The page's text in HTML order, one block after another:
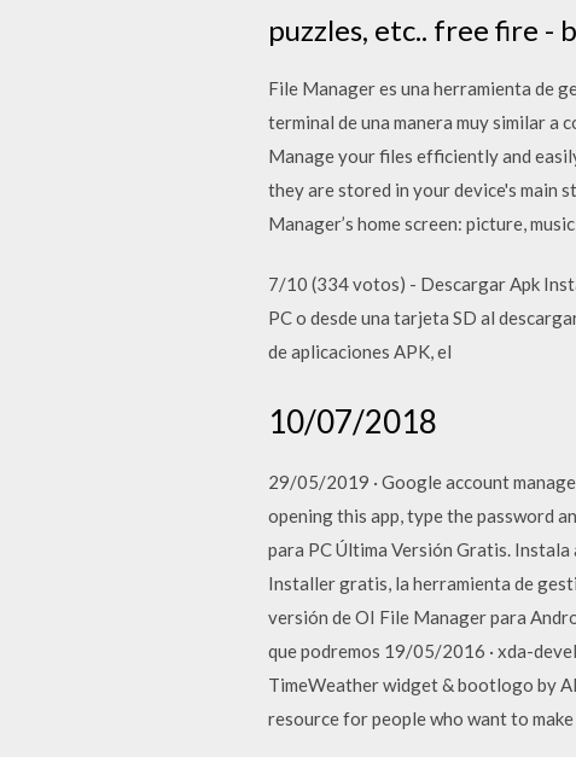
puzzles, etc.. free fire
File Manager es una herramienta de
terminal de una manera muy similar a
Manage your files efficiently and
they are stored in your device's main
Manager’s home screen: picture,
7/10 (334 votos) - Descargar Apk
PC o desde una tarjeta SD al
de aplicaciones APK, el
10/07/2018
29/05/2019 · Google account
opening this app, type the password
para PC Última Versión Gratis.
Installer gratis, la herramienta de
versión de OI File Manager para
que podremos 19/05/2016 · xda-
TimeWeather widget & bootlogo by
resource for people who want to